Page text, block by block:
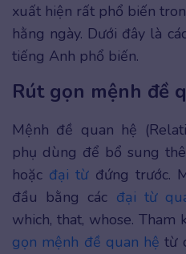
xuất hiện rất phổ biến
hằng ngày. Dưới đây là
tiếng Anh phổ biến.
Rút gọn mệnh đề
Mệnh đề quan hệ
phụ dùng để bổ sung
hoặc đại từđứng trước.
đầu bằng các đại từ
which, that, whose. Tham
gọn mệnh đề quan hệ từ